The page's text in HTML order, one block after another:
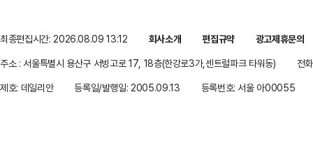
최종편집시간: 2026.08.09 13:12 회사소개 편집규약
광고제휴문의
주소 : 서울특별시 용산구 서빙고로 17, 18층(한강로3가,센트럴파크 타워동)
전
제호: 데일리안
등록일/발행일: 2005.09.13 등록번호: 서울 아00055